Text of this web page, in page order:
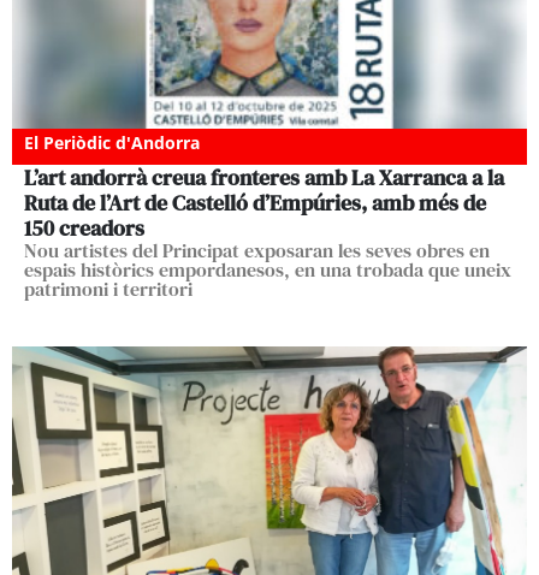
El Periòdic d'Andorra
L’art andorrà creua fronteres amb La Xarranca a la
Ruta de l’Art de Castelló d’Empúries, amb més de
150 creadors
Nou artistes del Principat exposaran les seves obres en
espais històrics empordanesos, en una trobada que uneix
patrimoni i territori